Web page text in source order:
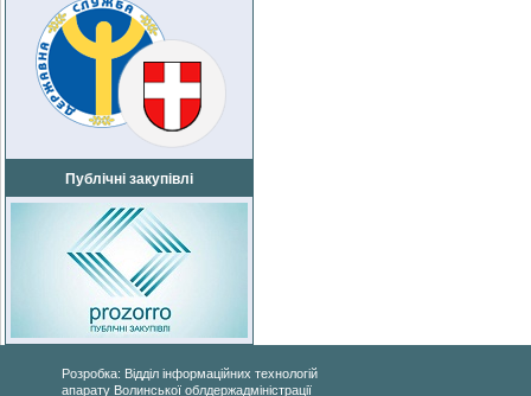
Публічні закупівлі
Розробка: Відділ інформаційних технологій
апарату Волинської облдержадміністрації